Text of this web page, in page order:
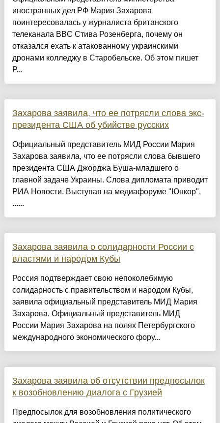
иностранных дел РФ Мария Захарова
поинтересовалась у журналиста британского
телеканала BBC Стива Розенберга, почему он
отказался ехать к атакованному украинскими
дронами колледжу в Старобельске. Об этом пишет
Р...
Захарова заявила, что ее потрясли слова экс-
президента США об убийстве русских
Официальный представитель МИД России Мария
Захарова заявила, что ее потрясли слова бывшего
президента США Джорджа Буша-младшего о
главной задаче Украины. Слова дипломата приводит
РИА Новости. Выступая на медиафоруме "Юнкор",
......
Захарова заявила о солидарности России с
властями и народом Кубы
Россия подтверждает свою непоколебимую
солидарность с правительством и народом Кубы,
заявила официальный представитель МИД Мария
Захарова. Официальный представитель МИД
России Мария Захарова на полях Петербургского
международного экономического фору...
Захарова заявила об отсутствии предпосылок
к возобновлению диалога с Грузией
Предпосылок для возобновления политического